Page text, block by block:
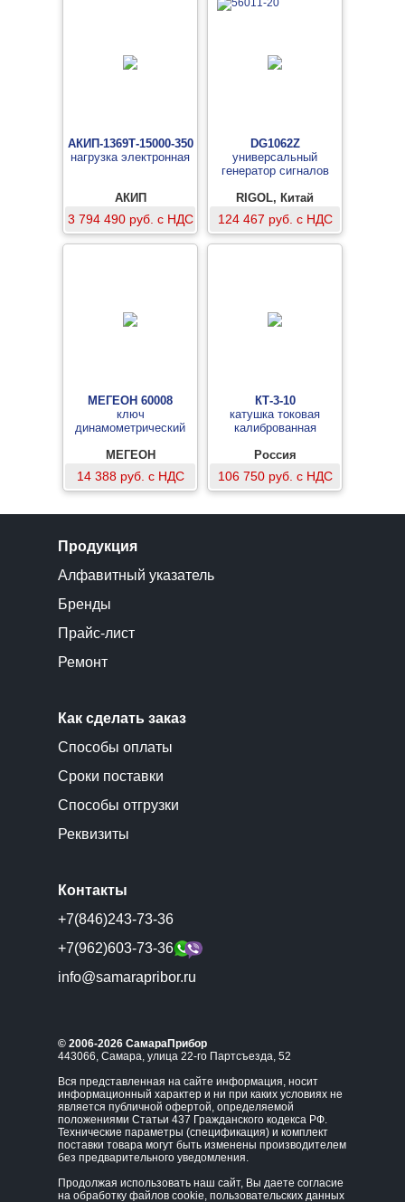
АКИП-1369Т-15000-350
нагрузка электронная
АКИП
3 794 490 руб. с НДС
DG1062Z
универсальный
генератор сигналов
RIGOL, Китай
124 467 руб. с НДС
МЕГЕОН 60008
ключ
динамометрический
МЕГЕОН
14 388 руб. с НДС
КТ-3-10
катушка токовая
калиброванная
Россия
106 750 руб. с НДС
Продукция
Алфавитный указатель
Бренды
Прайс-лист
Ремонт
Как сделать заказ
Способы оплаты
Сроки поставки
Способы отгрузки
Реквизиты
Контакты
+7(846)243-73-36
+7(962)603-73-36
info@samarapribor.ru
© 2006-2026 СамараПрибор
443066, Самара, улица 22-го Партсъезда, 52
Вся представленная на сайте информация, носит
информационный характер и ни при каких условиях не
является публичной офертой, определяемой
положениями Статьи 437 Гражданского кодекса РФ.
Технические параметры (спецификация) и комплект
поставки товара могут быть изменены производителем
без предварительного уведомления.
Продолжая использовать наш сайт, Вы даете согласие
на обработку файлов cookie, пользовательских данных